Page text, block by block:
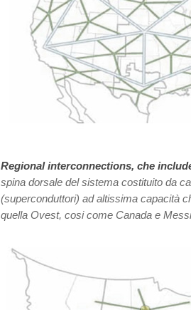
Regional interconnections, che
spina dorsale del sistema costituito da
(superconduttori) ad altissima capacità
quella Ovest, cosi come Canada e